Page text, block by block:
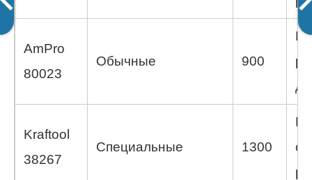
AmPro
80023
Обычные 900
Kraftool
38267
Специальные 1300